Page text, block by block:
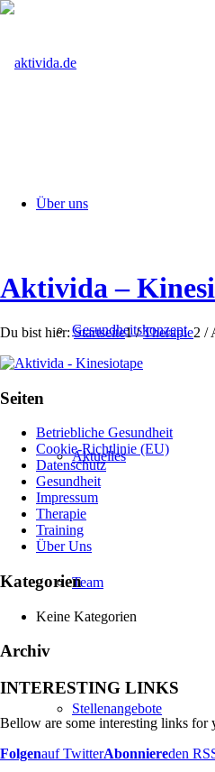
Über uns
Gesundheitskonzept
Aktuelles
Team
Stellenangebote
Aktivida –
Du bist hier: Startseite1 / Therapie2 /
Seiten
Betriebliche Gesundheit
Cookie-Richtlinie (EU)
Datenschutz
Gesundheit
Impressum
Therapie
Training
Über Uns
Kategorien
Keine Kategorien
Archiv
INTERESTING LINKS
Bellow are some interesting links
Folgenauf TwitterAbonniereden